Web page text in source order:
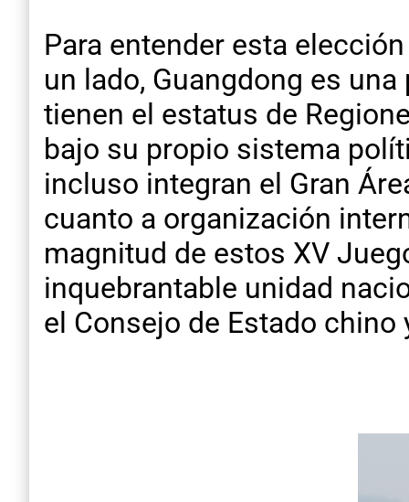
Para entender esta
un lado, Guangdong es
tienen el estatus de
bajo su propio sistema
incluso integran el Gran
cuanto a organización
magnitud de estos XV
inquebrantable unidad
el Consejo de Estado